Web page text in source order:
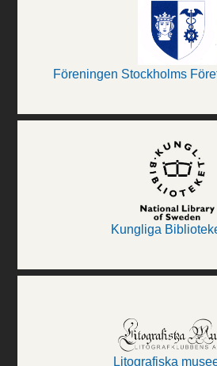
Föreningen Stockholms
Kungliga
Litografiska